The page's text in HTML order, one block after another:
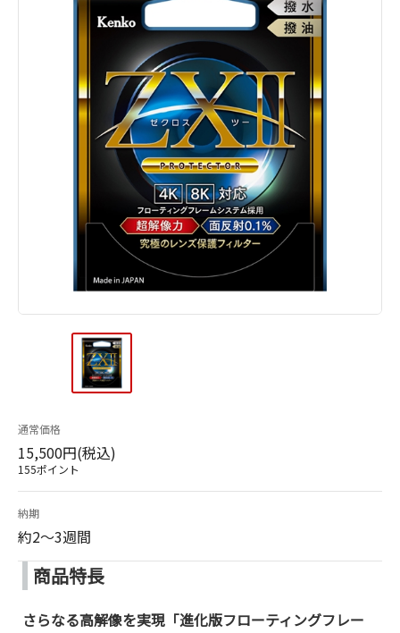
通常価格
15,500円(税込)
155ポイント
納期
約2～3週間
商品特長
さらなる高解像を実現「進化版フローティングフレー